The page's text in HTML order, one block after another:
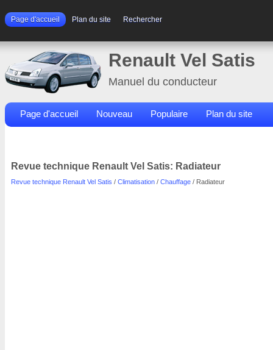
Page d'accueil Plan du site Rechercher
Renault Vel Satis
Manuel du conducteur
Page d'accueil Nouveau Populaire Plan du site
Revue technique Renault Vel Satis: Radiateur
Revue technique Renault Vel Satis / Climatisation / Chauffage / Radiateur